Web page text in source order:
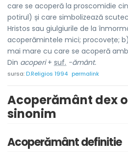
care se acoperă la proscomidie
potirul) și care simbolizează
Hristos sau giulgiurile de la
acoperămintele mici; procovețe;
mai mare cu care se acoperă
Din acoperi+ suf. -ământ.
sursa:D.Religios 1994 permalink
Acoperământ dex
sinonim
Acoperământ definitie